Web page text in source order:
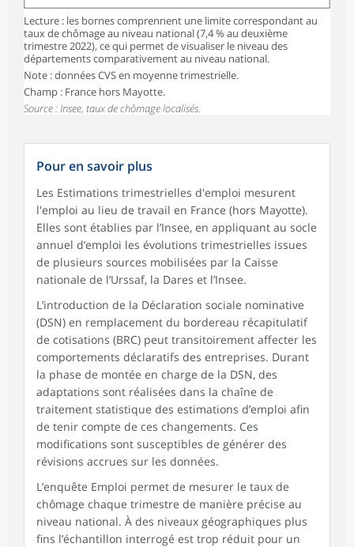
Lecture : les bornes comprennent une limite correspondant au
taux de chômage au niveau national (7,4 % au deuxième
trimestre 2022), ce qui permet de visualiser le niveau des
départements comparativement au niveau national.
Note : données CVS en moyenne trimestrielle.
Champ : France hors Mayotte.
Source : Insee, taux de chômage localisés.
Pour en savoir plus
Les Estimations trimestrielles d'emploi mesurent
l'emploi au lieu de travail en France (hors Mayotte).
Elles sont établies par l’Insee, en appliquant au socle
annuel d’emploi les évolutions trimestrielles issues
de plusieurs sources mobilisées par la Caisse
nationale de l’Urssaf, la Dares et l’Insee.
L’introduction de la Déclaration sociale nominative
(DSN) en remplacement du bordereau récapitulatif
de cotisations (BRC) peut transitoirement affecter les
comportements déclaratifs des entreprises. Durant
la phase de montée en charge de la DSN, des
adaptations sont réalisées dans la chaîne de
traitement statistique des estimations d’emploi afin
de tenir compte de ces changements. Ces
modifications sont susceptibles de générer des
révisions accrues sur les données.
L’enquête Emploi permet de mesurer le taux de
chômage chaque trimestre de manière précise au
niveau national. À des niveaux géographiques plus
fins l’échantillon interrogé est trop réduit pour un